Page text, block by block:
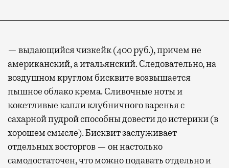
— выдающийся чизкейк (400 руб.), причем не
американский, а итальянский. Следовательно, на
воздушном круглом бисквите возвышается
пышное облако крема. Сливочные ноты и
кокетливые капли клубничного варенья с
сахарной пудрой способны довести до истерики (в
хорошем смысле). Бисквит заслуживает
отдельных восторгов — он настолько
самодостаточен, что можно подавать отдельно и